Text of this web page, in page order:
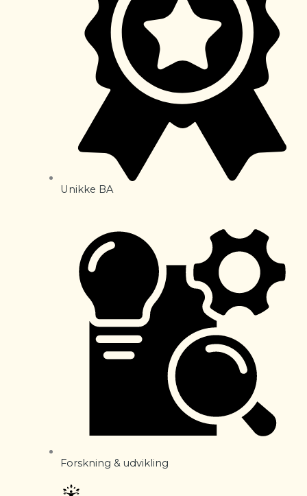
Unikke BA
Forskning & udvikling